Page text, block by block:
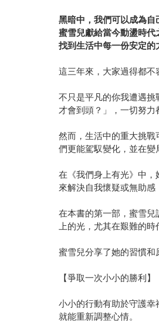
黑暗中，我們可以成為
蜜雪兒獻給當今動盪時代
找到生活中每一份安定的
這三年來，大家過得都
不只是平凡的你我遭遇挑
才會到頭？」，一切努
然而，生活中的重大挑
們更能駕馭變化，並在變
在《我們身上有光》中
來解決自我懷疑或無助
在本書的第一部，蜜雪
上的光，尤其在艱難的
蜜雪兒分享了她的習慣和
【爭取一次小小的勝利】
小小的行動有助於守護
就能重新調整心情。